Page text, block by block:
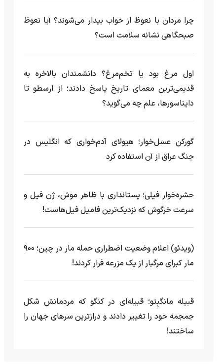
چرا مردان با نعوظ از خواب بیدار می‌شوند؟ آیا نعوظ
صبحگاهی نشانه سلامت است؟
اول مرغ بود یا تخم‌مرغ؟ دانشمندان بالاخره به
قدیمی‌ترین معمای تاریخ پاسخ دادند؛ از ارسطو تا
دایناسورها، علم چه می‌گوید؟
گورکن عسل‌خوار؛ هیولای آدم‌خواری که انگلیس در
جنگ عراق از آن استفاده کرد
حشره‌خوار فیلی؛ پستانداری با ظاهر موش، ژن فیل و
سرعت خرگوش که نزدیک‌ترین فامیل فیل‌هاست!
(ویدئو) اعلام وضعیت اضطراری حمله مار‌ در چین؛ ۹۰۰
مار کبرای مرگبار از یک مزرعه‌ فرار کردند!
قبیله مانگبِتو؛ قبیله‌ای در کنگو که مردمانش شکل
جمجمه خود را تغییر دادند و درازترین سرهای جهان را
ساختند!